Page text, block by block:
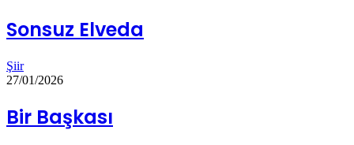
Sonsuz Elveda
Şiir
27/01/2026
Bir Başkası